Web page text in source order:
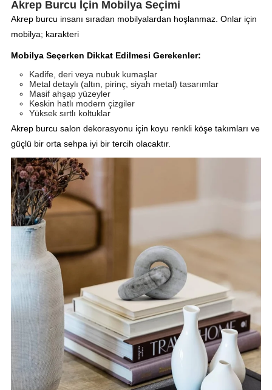
Akrep Burcu İçin Mobilya Seçimi
Akrep burcu insanı sıradan mobilyalardan hoşlanmaz. Onlar için
mobilya; karakteri
Mobilya Seçerken Dikkat Edilmesi Gerekenler:
Kadife, deri veya nubuk kumaşlar
Metal detaylı (altın, pirinç, siyah metal) tasarımlar
Masif ahşap yüzeyler
Keskin hatlı modern çizgiler
Yüksek sırtlı koltuklar
Akrep burcu salon dekorasyonu için koyu renkli köşe takımları ve
güçlü bir orta sehpa iyi bir tercih olacaktır.